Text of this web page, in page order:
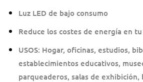
Luz LED de bajo consumo
Reduce los costes de energía en
USOS: Hogar, oficinas, estudios,
establecimientos educativos,
parqueaderos, salas de exhibición,